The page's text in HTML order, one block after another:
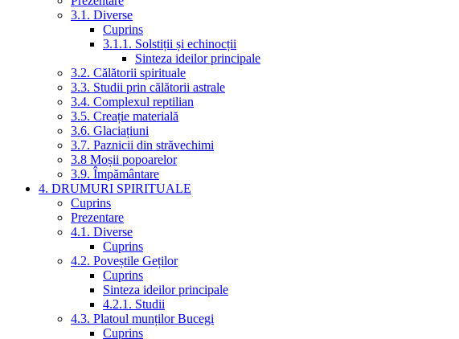
3.1. Diverse
Cuprins
3.1.1. Solstiții și echinocții
Sinteza ideilor principale
3.2. Călătorii spirituale
3.3. Studii prin călătorii astrale
3.4. Complexul reptilian
3.5. Creație materială
3.6. Glaciațiuni
3.7. Paznicii din străvechimi
3.8 Moșii popoarelor
3.9. Împământare
4. DRUMURI SPIRITUALE
Cuprins
Prezentare
4.1. Diverse
Cuprins
4.2. Poveștile Geților
Cuprins
Sinteza ideilor principale
4.2.1. Studii
4.3. Platoul munților Bucegi
Cuprins